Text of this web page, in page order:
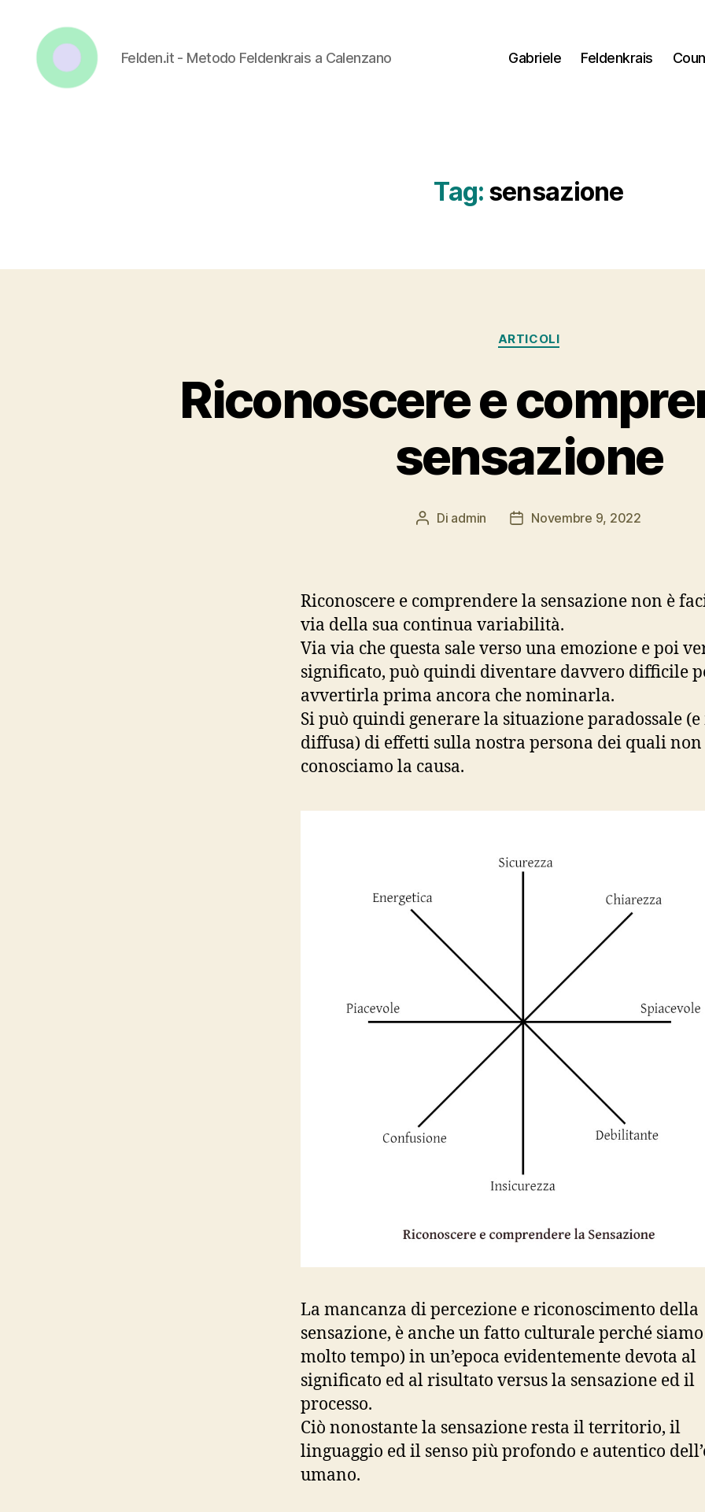
Felden.it - Metodo Feldenkrais a Calenzano Gabriele Feldenkrais
Tag: sensazione
Categorie
ARTICOLI
Riconoscere e
sensazione
Autore
Di admin
DataNovembre 9, 2022
Riconoscere e comprendere la sensazione non è
via della sua continua variabilità.
Via via che questa sale verso una emozione e poi
significato, può quindi diventare davvero difficile
avvertirla prima ancora che nominarla.
Si può quindi generare la situazione paradossale
diffusa) di effetti sulla nostra persona dei quali non
conosciamo la causa.
La mancanza di percezione e riconoscimento della
sensazione, è anche un fatto culturale perché
molto tempo) in un’epoca evidentemente devota al
significato ed al risultato versus la sensazione ed il
processo.
Ciò nonostante la sensazione resta il territorio, il
linguaggio ed il senso più profondo e autentico
umano.